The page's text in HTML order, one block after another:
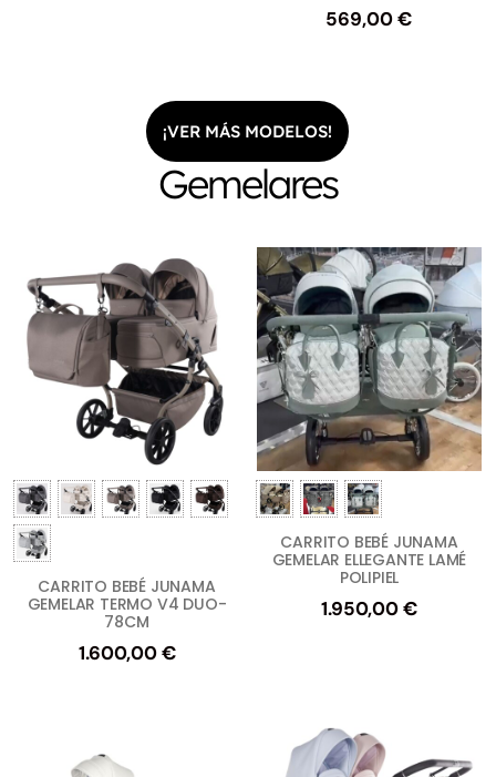
569,00€
¡VER MÁS MODELOS!
Gemelares
CARRITO BEBÉ JUNAMA
GEMELAR TERMO V4 DUO-
78CM
1.600,00€
CARRITO BEBÉ JUNAMA
GEMELAR ELLEGANTE LAMÉ
POLIPIEL
1.950,00€